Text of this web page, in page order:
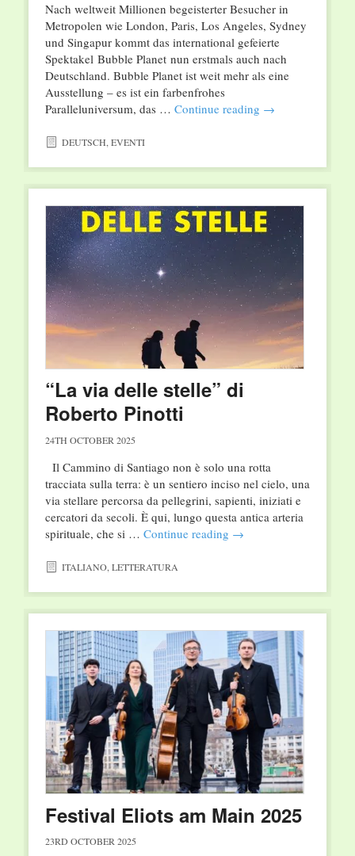
Nach weltweit Millionen begeisterter Besucher in
Metropolen wie London, Paris, Los Angeles, Sydney
und Singapur kommt das international gefeierte
Spektakel Bubble Planet nun erstmals auch nach
Deutschland. Bubble Planet ist weit mehr als eine
Ausstellung – es ist ein farbenfrohes
Paralleluniversum, das … Continue reading →
DEUTSCH,EVENTI
“La via delle stelle” di
Roberto Pinotti
24TH OCTOBER 2025
Il Cammino di Santiago non è solo una rotta
tracciata sulla terra: è un sentiero inciso nel cielo, una
via stellare percorsa da pellegrini, sapienti, iniziati e
cercatori da secoli. È qui, lungo questa antica arteria
spirituale, che si … Continue reading →
ITALIANO,LETTERATURA
Festival Eliots am Main 2025
23RD OCTOBER 2025